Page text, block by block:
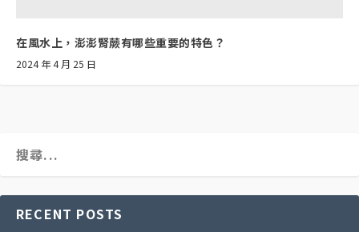
在風水上，澎澎腎蕨有哪些重要的特色？
2024 年 4 月 25 日
RECENT POSTS